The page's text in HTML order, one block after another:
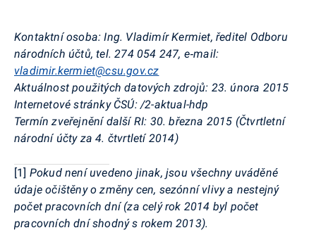
Kontaktní osoba: Ing. Vladimír Kermiet, ředitel Odboru
národních účtů, tel. 274 054 247, e‑mail:
vladimir.kermiet@csu.gov.cz
Aktuálnost použitých datových zdrojů: 23. února 2015
Internetové stránky ČSÚ:/2-aktual-hdp
Termín zveřejnění další RI: 30. března 2015 (Čtvrtletní
národní účty za 4. čtvrtletí 2014)
[1] Pokud není uvedeno jinak, jsou všechny uváděné
údaje očištěny o změny cen, sezónní vlivy a nestejný
počet pracovních dní (za celý rok 2014 byl počet
pracovních dní shodný s rokem 2013).